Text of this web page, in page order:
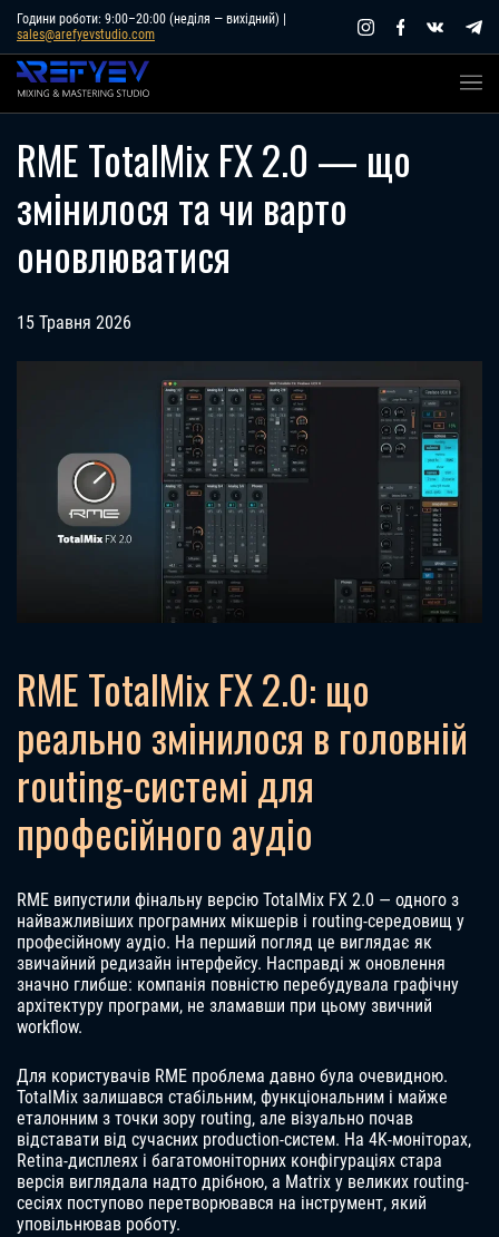
Skip
content
Години роботи: 9:00–20:00 (неділя — вихідний) |
sales@arefyevstudio.com
RME TotalMix FX 2.0 — що
змінилося та чи варто
оновлюватися
15 Травня 2026
RME TotalMix FX 2.0: що
реально змінилося в головній
routing-системі для
професійного аудіо
RME випустили фінальну версію TotalMix FX 2.0 — одного з
найважливіших програмних мікшерів і routing-середовищ у
професійному аудіо. На перший погляд це виглядає як
звичайний редизайн інтерфейсу. Насправді ж оновлення
значно глибше: компанія повністю перебудувала графічну
архітектуру програми, не зламавши при цьому звичний
workflow.
Для користувачів RME проблема давно була очевидною.
TotalMix залишався стабільним, функціональним і майже
еталонним з точки зору routing, але візуально почав
відставати від сучасних production-систем. На 4K-моніторах,
Retina-дисплеях і багатомоніторних конфігураціях стара
версія виглядала надто дрібною, а Matrix у великих routing-
сесіях поступово перетворювався на інструмент, який
уповільнював роботу.